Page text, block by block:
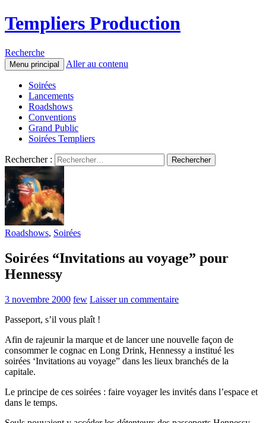
Templiers Production
Recherche
Menu principal Aller au contenu
Soirées
Lancements
Roadshows
Conventions
Grand Public
Soirées Templiers
Rechercher :
Roadshows, Soirées
Soirées “Invitations au voyage” pour
Hennessy
3 novembre 2000 few Laisser un commentaire
Passeport, s’il vous plaît !
Afin de rajeunir la marque et de lancer une nouvelle façon de
consommer le cognac en Long Drink, Hennessy a institué les
soirées ‘Invitations au voyage” dans les lieux branchés de la
capitale.
Le principe de ces soirées : faire voyager les invités dans l’espace et
dans le temps.